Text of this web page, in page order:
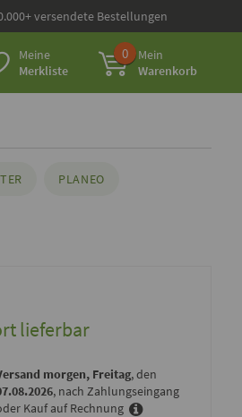
versendete Bestellungen
Meine
Merkliste
0
Mein
Warenkorb
PLANEO
lieferbar
morgen, Freitag, den
, nach Zahlungseingang
Kauf auf Rechnung